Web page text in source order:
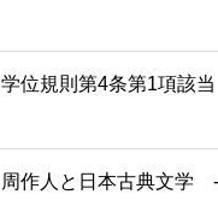
学位規則第4条第1項該当
周作人と日本古典文学